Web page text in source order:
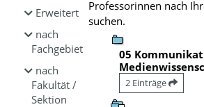
Erweitert
nach
Fachgebiet
nach
Fakultät /
Sektion
Professorinnen nach
suchen.
05
2 Einträge